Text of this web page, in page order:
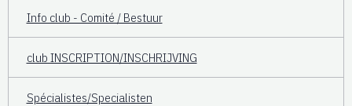
Info club - Comité / Bestuur
club INSCRIPTION/INSCHRIJVING
Spécialistes/Specialisten